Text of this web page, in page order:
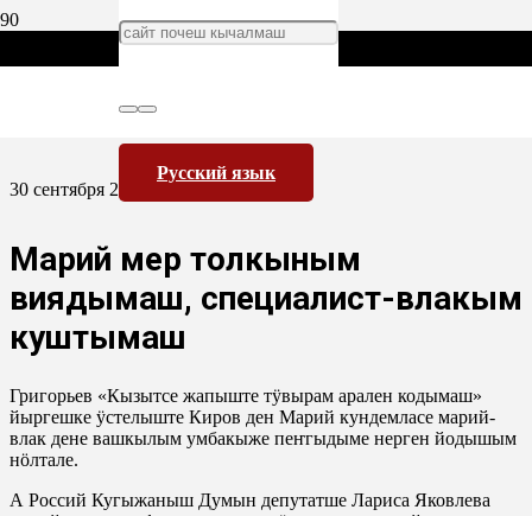
Русский язык
30 сентября 2014
Марий мер толкыным
вияҥдымаш, специалист-влакым
куштымаш
Григорьев «Кызытсе жапыште тӱвырам арален кодымаш»
йыргешке ӱстелыште Киров ден Марий кундемласе марий-
влак дене вашкылым умбакыже пеҥгыдыме нерген йодышым
нӧлтале.
А Россий Кугыжаныш Думын депутатше Лариса Яковлева